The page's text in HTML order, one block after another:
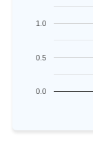
0.0
0.5
1.0